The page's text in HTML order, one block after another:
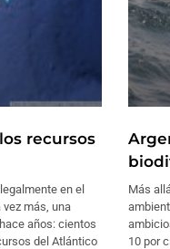
recursos
en el
vez más, una
años: cientos
del Atlántico
Más
10 por